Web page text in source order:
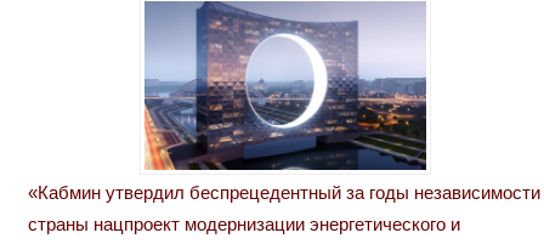
«Кабмин утвердил беспрецедентный за годы независимости
страны нацпроект модернизации энергетического и